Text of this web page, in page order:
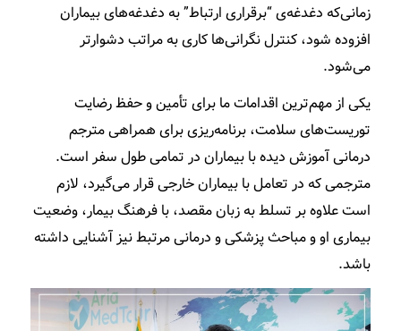
زمانی‌که دغدغه‌ی “برقراری ارتباط” به دغدغه‌های بیماران
افزوده شود، کنترل نگرانی‌ها کاری به مراتب دشوارتر
می‌شود.
یکی از مهم‌ترین اقدامات ما برای تأمین و حفظ رضایت
توریست‌های سلامت، برنامه‌ریزی برای همراهی مترجم
درمانی آموزش دیده با بیماران در تمامی طول سفر است.
مترجمی که در تعامل با بیماران خارجی قرار می‌گیرد، لازم
است علاوه بر تسلط به زبان مقصد، با فرهنگ بیمار، وضعیت
بیماری او و مباحث پزشکی و درمانی مرتبط نیز آشنایی داشته
باشد.